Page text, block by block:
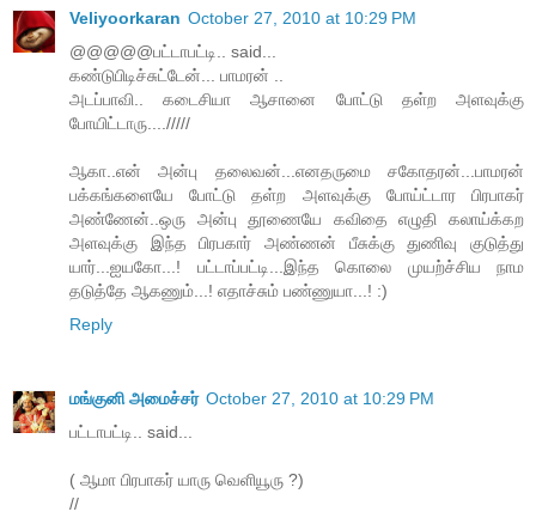
Veliyoorkaran October 27, 2010 at 10:29 PM
@@@@@பட்டாபட்டி.. said...
கண்டுபிடிச்சுட்டேன்... பாமரன் ..
அடப்பாவி.. கடைசியா ஆசானை போட்டு தள்ற அளவுக்கு
போயிட்டாரு..../////
ஆகா..என் அன்பு தலைவன்...எனதருமை சகோதரன்...பாமரன்
பக்கங்களையே போட்டு தள்ற அளவுக்கு போய்ட்டார பிரபாகர்
அண்ணேன்..ஒரு அன்பு தூணையே கவிதை எழுதி கலாய்க்கற
அளவுக்கு இந்த பிரபகார் அண்ணன் பீசுக்கு துணிவு குடுத்து
யார்...ஐயகோ...! பட்டாப்பட்டி...இந்த கொலை முயற்ச்சிய நாம
தடுத்தே ஆகணும்...! எதாச்சும் பண்ணுயா...! :)
Reply
மங்குனி அமைச்சர் October 27, 2010 at 10:29 PM
பட்டாபட்டி.. said...
( ஆமா பிரபாகர் யாரு வெளியூரு ?)
//